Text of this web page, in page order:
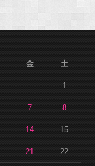
金 土
1
7 8
14 15
21 22